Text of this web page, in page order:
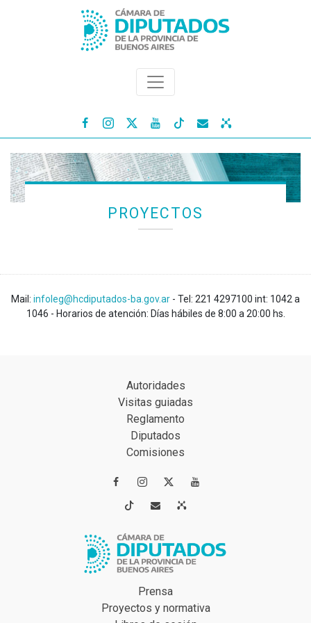
   
PROYECTOS
Mail: infoleg@hcdiputados-ba.gov.ar - Tel: 221 4297100 int: 1042 a
1046 - Horarios de atención: Días hábiles de 8:00 a 20:00 hs.
Autoridades
Visitas guiadas
Reglamento
Diputados
Comisiones
 
 
Prensa
Proyectos y normativa